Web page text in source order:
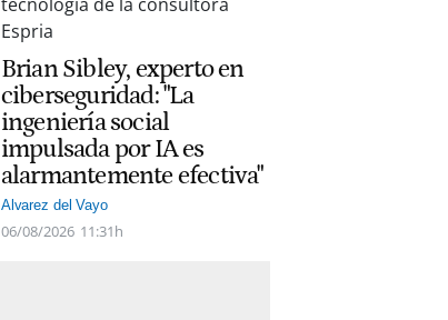
Brian Sibley, experto en
ciberseguridad: "La
ingeniería social
impulsada por IA es
alarmantemente efectiva"
Alvarez del Vayo
06/08/2026 11:31h